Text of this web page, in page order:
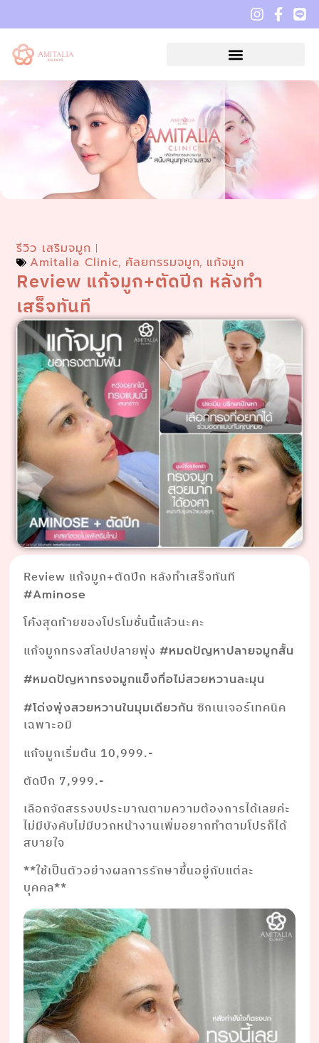
รีวิว เสริมจมูก
Amitalia Clinic, ศัลยกรรมจมูก, แก้จมูก
Review แก้จมูก+ตัดปีก หลังทำ
เสร็จทันที
Review แก้จมูก+ตัดปีก หลังทำเสร็จทันที
#Aminose
โค้งสุดท้ายของโปรโมชั่นนี้แล้วนะคะ
แก้จมูกทรงสโลปปลายพุ่ง#หมดปัญหาปลายจมูกสั้น
#หมดปัญหาทรงจมูกแข็งทื่อไม่สวยหวานละมุน
#โด่งพุ่งสวยหวานในมุมเดียวกัน ซิกเนเจอร์เทคนิค
เฉพาะอมิ
แก้จมูกเริ่มต้น 10,999.-
ตัดปีก 7,999.-
เลือกจัดสรรงบประมาณตามความต้องการได้เลยค่ะ
ไม่มีบังคับไม่มีบวกหน้างานเพิ่มอยากทำตามโปรก็ได้
สบายใจ
**ใช้เป็นตัวอย่างผลการรักษาขึ้นอยู่กับแต่ละ
บุคคล**